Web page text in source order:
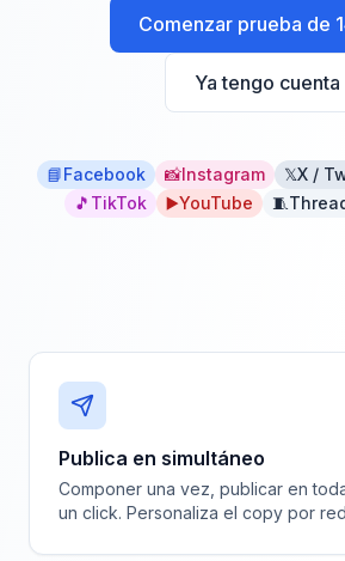
Comenzar prueba de
Ya tengo cuenta
📘Facebook 📸Instagram 𝕏X /
🎵 TikTok ▶️YouTube 🧵
Publica en simultáneo
Componer una vez, publicar en
un click. Personaliza el copy por